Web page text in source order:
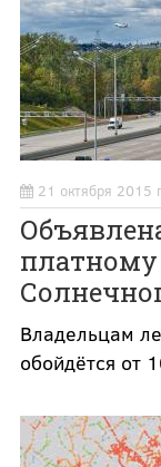
21 октября
Владельцам
обойдётся от